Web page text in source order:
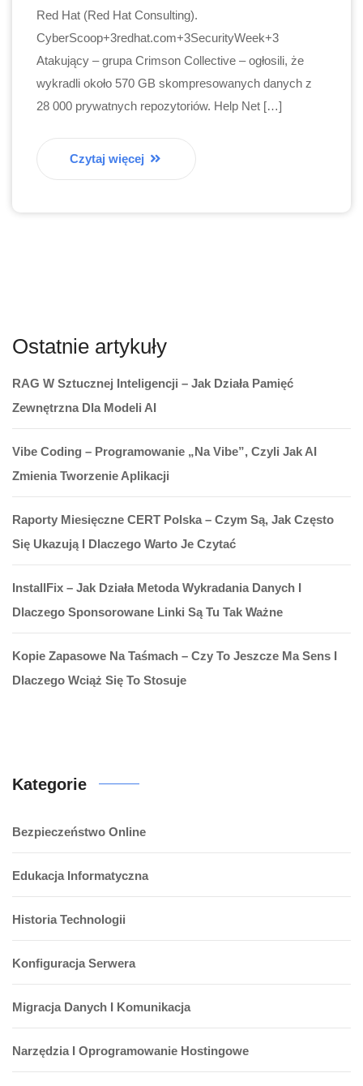
Red Hat (Red Hat Consulting).
CyberScoop+3redhat.com+3SecurityWeek+3
Atakujący – grupa Crimson Collective – ogłosili, że
wykradli około 570 GB skompresowanych danych z
28 000 prywatnych repozytoriów. Help Net […]
Czytaj więcej
Ostatnie artykuły
RAG W Sztucznej Inteligencji – Jak Działa Pamięć
Zewnętrzna Dla Modeli AI
Vibe Coding – Programowanie „na Vibe”, Czyli Jak AI
Zmienia Tworzenie Aplikacji
Raporty Miesięczne CERT Polska – Czym Są, Jak Często
Się Ukazują I Dlaczego Warto Je Czytać
InstallFix – Jak Działa Metoda Wykradania Danych I
Dlaczego Sponsorowane Linki Są Tu Tak Ważne
Kopie Zapasowe Na Taśmach – Czy To Jeszcze Ma Sens I
Dlaczego Wciąż Się To Stosuje
Kategorie
Bezpieczeństwo Online
Edukacja Informatyczna
Historia Technologii
Konfiguracja Serwera
Migracja Danych I Komunikacja
Narzędzia I Oprogramowanie Hostingowe